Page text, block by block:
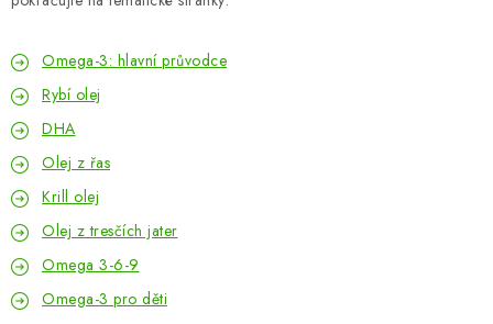
Omega-3: hlavní průvodce
Rybí olej
DHA
Olej z řas
Krill olej
Olej z tresčích jater
Omega 3-6-9
Omega-3 pro děti